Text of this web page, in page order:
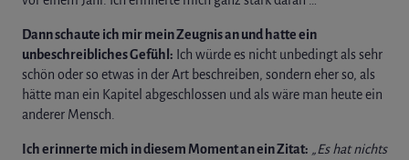
Dann schaute ich mir mein Zeugnis an und hatte ein
unbeschreibliches Gefühl: Ich würde es nicht unbedingt als sehr
schön oder so etwas in der Art beschreiben, sondern eher so, als
hätte man ein Kapitel abgeschlossen und als wäre man heute ein
anderer Mensch.
Ich erinnerte mich in diesem Moment an ein Zitat:
„Es hat nichts